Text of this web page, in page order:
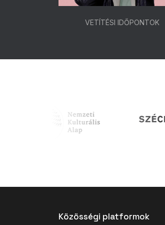
VETÍTÉSI IDŐPONTOK
Közösségi platformok